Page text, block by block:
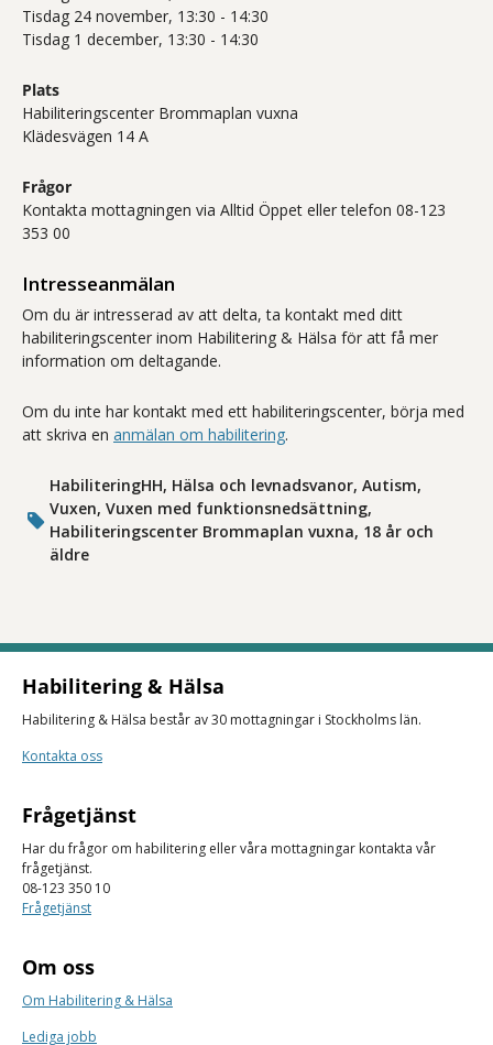
Tisdag 24 november, 13:30 - 14:30
Tisdag 1 december, 13:30 - 14:30
Plats
Habiliteringscenter Brommaplan vuxna
Klädesvägen 14 A
Frågor
Kontakta mottagningen via Alltid Öppet eller telefon 08-123
353 00
Intresseanmälan
Om du är intresserad av att delta, ta kontakt med ditt
habiliteringscenter inom Habilitering & Hälsa för att få mer
information om deltagande.
Om du inte har kontakt med ett habiliteringscenter, börja med
att skriva en anmälan om habilitering.
HabiliteringHH, Hälsa och levnadsvanor, Autism,
Vuxen, Vuxen med funktionsnedsättning,
Habiliteringscenter Brommaplan vuxna, 18 år och
äldre
Habilitering & Hälsa
Habilitering & Hälsa består av 30 mottagningar i Stockholms län.
Kontakta oss
Frågetjänst
Har du frågor om habilitering eller våra mottagningar kontakta vår
frågetjänst.
08-123 350 10
Frågetjänst
Om oss
Om Habilitering & Hälsa
Lediga jobb